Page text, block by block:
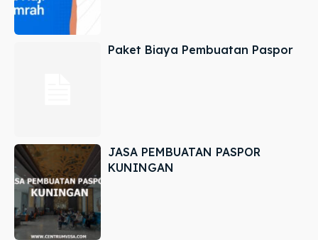
Paket Biaya Pembuatan Paspor
JASA PEMBUATAN PASPOR
KUNINGAN